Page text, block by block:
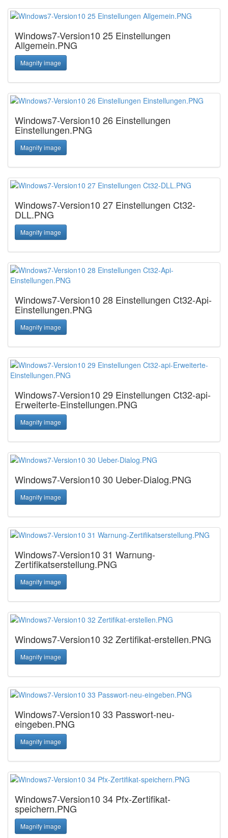
Windows7-Version10 25 Einstellungen
Allgemein.PNG
Magnify image
Windows7-Version10 26 Einstellungen
Einstellungen.PNG
Magnify image
Windows7-Version10 27 Einstellungen Ct32-
DLL.PNG
Magnify image
Windows7-Version10 28 Einstellungen Ct32-Api-
Einstellungen.PNG
Magnify image
Windows7-Version10 29 Einstellungen Ct32-api-
Erweiterte-Einstellungen.PNG
Magnify image
Windows7-Version10 30 Ueber-Dialog.PNG
Magnify image
Windows7-Version10 31 Warnung-
Zertifikatserstellung.PNG
Magnify image
Windows7-Version10 32 Zertifikat-erstellen.PNG
Magnify image
Windows7-Version10 33 Passwort-neu-
eingeben.PNG
Magnify image
Windows7-Version10 34 Pfx-Zertifikat-
speichern.PNG
Magnify image